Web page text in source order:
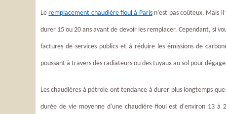
Leremplacement chaudière fioul à Parisn’est pas coûteux. Mais
durer 15 ou 20 ans avant de devoir les remplacer. Cependant, si
factures de services publics et à réduire les émissions de
poussant à travers des radiateurs ou des tuyaux au sol pour
Les chaudières à pétrole ont tendance à durer plus longtemps
durée de vie moyenne d'une chaudière fioul est d'environ 13 à